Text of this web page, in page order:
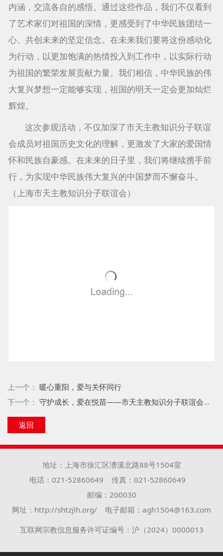
内涵，交流各自的感悟。通过这些作品，我们不仅看到
了艺术家们对祖国的深情，更感受到了中华民族团结一
心、共创未来的坚定信念。在未来我们要将这份感动化
为行动，以更加饱满的热情投入到工作中，以实际行动
为祖国的繁荣发展贡献力量。我们相信，中华民族的伟
大复兴梦想一定能够实现，祖国的明天一定会更加灿烂
辉煌。
这次参观活动，不仅加深了市天主教知识分子联谊
会成员对祖国历史文化的理解，更激发了大家的爱国情
怀和民族自豪感。在未来的日子里，我们将继续携手前
行，为实现中华民族伟大复兴的中国梦而不懈奋斗。
（上海市天主教知识分子联谊会）
上一个：暖心重阳，爱与关怀同行
下一个：守护成长，爱在悦苗——市天主教知识分子联谊会为悦苗园学生健康体检纪实
返回
地址：上海市徐汇区漕溪北路88号1504室
电话：021-52860649
传真：021-52860649
邮编：200030
网址：http://shtzjlh.org/
电子邮箱：agh1504@163.com
互联网宗教信息服务许可证编号：沪（2024）0000013